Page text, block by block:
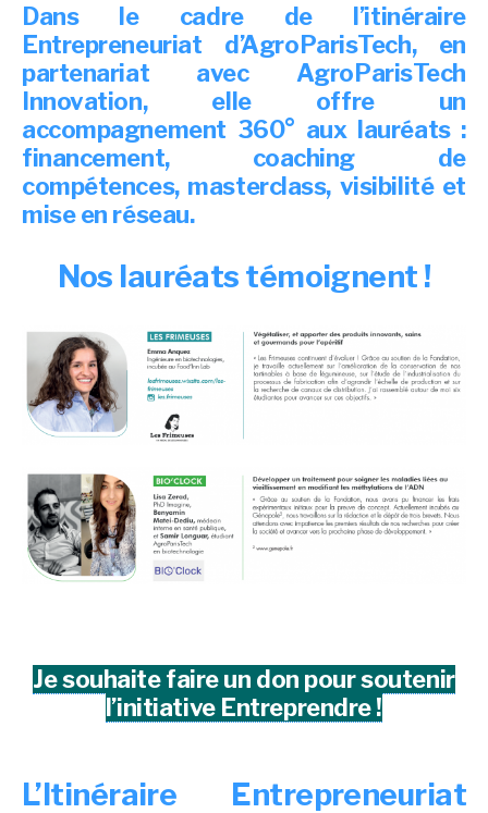
Dans le cadre de l’itinéraire
Entrepreneuriat d’AgroParisTech, en
partenariat avec AgroParisTech
Innovation, elle offre un
accompagnement 360° aux lauréats :
financement, coaching de
compétences, masterclass, visibilité et
mise en réseau.
Nos lauréats témoignent !
Je souhaite faire un don pour soutenir
l’initiative Entreprendre !
L’Itinéraire Entrepreneuriat